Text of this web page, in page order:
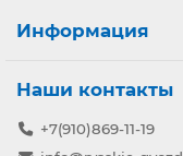
Информация
Наши контакты
+7(910)869-11-19